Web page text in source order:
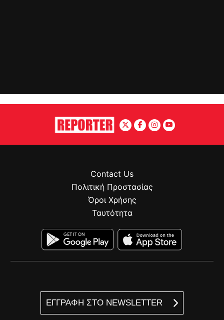
ΕΓΓΡΑΦΗ ΣΤΟ NEWSLETTER
Contact Us
Πολιτική Προστασίας
Όροι Χρήσης
Ταυτότητα